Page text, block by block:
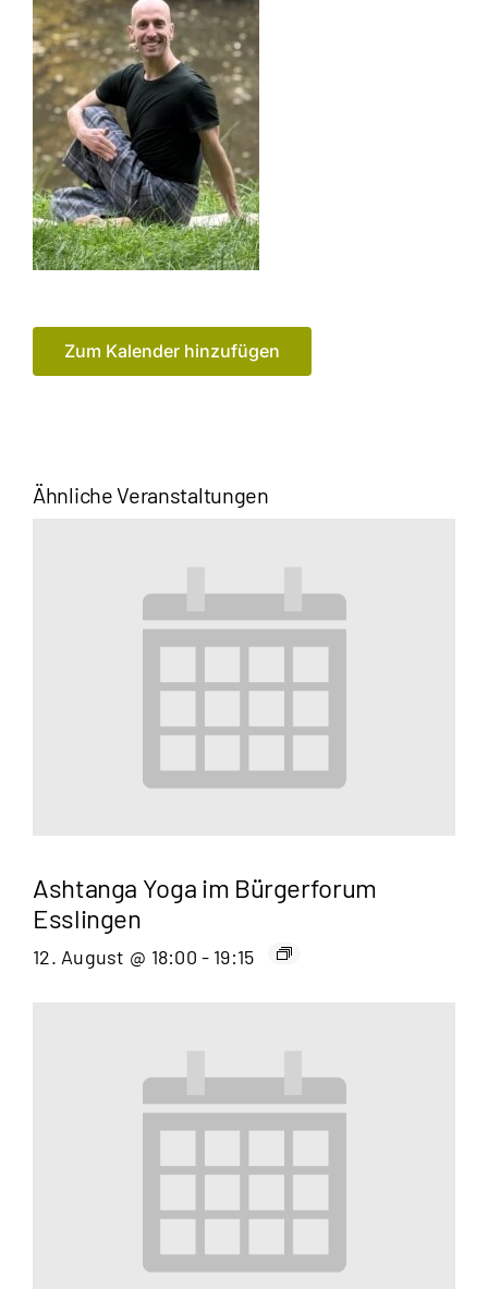
Zum Kalender hinzufügen
Ähnliche Veranstaltungen
Ashtanga Yoga im Bürgerforum
Esslingen
12. August @ 18:00 - 19:15